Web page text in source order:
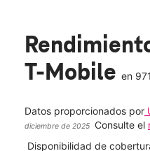
T-Mobile en
Datos proporcionados por
diciembre de 2025
Consulte el
Disponibilidad de